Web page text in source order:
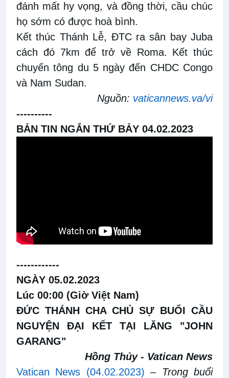
đánh mất hy vọng, và đồng thời, cầu chúc
họ sớm có được hoà bình.
Kết thúc Thánh Lễ, ĐTC ra sân bay Juba
cách đó 7km để trở về Roma. Kết thúc
chuyến tông du 5 ngày đến CHDC Congo
và Nam Sudan.
Nguồn: vaticannews.va/vi
----------
BẢN TIN NGẮN THỨ BẢY 04.02.2023
------------
NGÀY 05.02.2023
Lúc 00:00 (Giờ Việt Nam)
ĐỨC THÁNH CHA CHỦ SỰ BUỔI CẦU
NGUYỆN ĐẠI KẾT TẠI LĂNG "JOHN
GARANG"
Hồng Thủy - Vatican News
Vatican News (04.02.2023) – Trong buổi